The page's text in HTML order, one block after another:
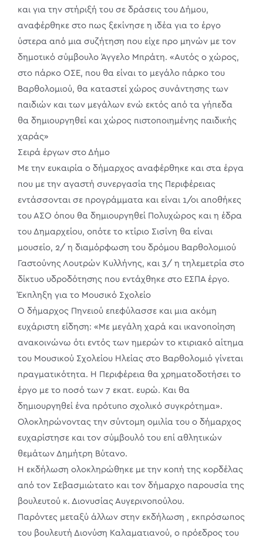
και για την στήριξή του σε δράσεις του Δήμου,
αναφέρθηκε στο πως ξεκίνησε η ιδέα για το έργο
ύστερα από μια συζήτηση που είχε προ μηνών με τον
δημοτικό σύμβουλο Άγγελο Μπράτη. «Αυτός ο χώρος,
στο πάρκο ΟΣΕ, που θα είναι το μεγάλο πάρκο του
Βαρθολομιού, θα καταστεί χώρος συνάντησης των
παιδιών και των μεγάλων ενώ εκτός από τα γήπεδα
θα δημιουργηθεί και χώρος πιστοποιημένης παιδικής
χαράς»
Σειρά έργων στο Δήμο
Με την ευκαιρία ο δήμαρχος αναφέρθηκε και στα έργα
που με την αγαστή συνεργασία της Περιφέρειας
εντάσσονται σε προγράμματα και είναι 1/οι αποθήκες
του ΑΣΟ όπου θα δημιουργηθεί Πολυχώρος και η έδρα
του Δημαρχείου, οπότε το κτίριο Σισίνη θα είναι
μουσείο, 2/ η διαμόρφωση του δρόμου Βαρθολομιού
Γαστούνης Λουτρών Κυλλήνης, και 3/ η τηλεμετρία στο
δίκτυο υδροδότησης που εντάχθηκε στο ΕΣΠΑ έργο.
Έκπληξη για το Μουσικό Σχολείο
Ο δήμαρχος Πηνειού επεφύλασσε και μια ακόμη
ευχάριστη είδηση: «Με μεγάλη χαρά και ικανοποίηση
ανακοινώνω ότι εντός των ημερών το κτιριακό αίτημα
του Μουσικού Σχολείου Ηλείας στο Βαρθολομιό γίνεται
πραγματικότητα. Η Περιφέρεια θα χρηματοδοτήσει το
έργο με το ποσό των 7 εκατ. ευρώ. Και θα
δημιουργηθεί ένα πρότυπο σχολικό συγκρότημα».
Ολοκληρώνοντας την σύντομη ομιλία του ο δήμαρχος
ευχαρίστησε και τον σύμβουλό του επί αθλητικών
θεμάτων Δημήτρη Βύτανο.
Η εκδήλωση ολοκληρώθηκε με την κοπή της κορδέλας
από τον Σεβασμιώτατο και τον δήμαρχο παρουσία της
βουλευτού κ. Διονυσίας Αυγερινοπούλου.
Παρόντες μεταξύ άλλων στην εκδήλωση , εκπρόσωπος
του βουλευτή Διονύση Καλαματιανού, ο πρόεδρος του